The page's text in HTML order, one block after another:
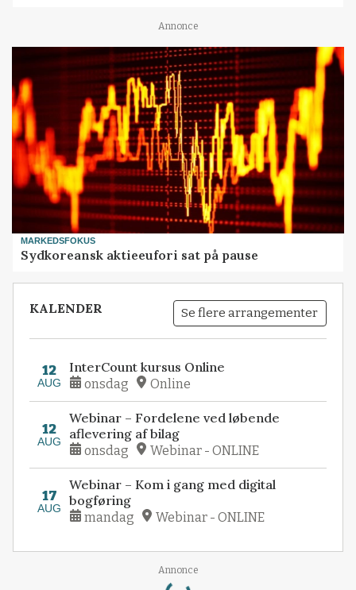
Annonce
MARKEDSFOKUS
Sydkoreansk aktieeufori sat på pause
KALENDER Se flere arrangementer
12
AUG
InterCount kursus Online
onsdag Online
12
AUG
Webinar – Fordelene ved løbende
aflevering af bilag
onsdag Webinar - ONLINE
17
AUG
Webinar – Kom i gang med digital
bogføring
mandag Webinar - ONLINE
Annonce
Loading...